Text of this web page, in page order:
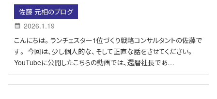
佐藤 元相のブログ
2026.1.19
こんにちは。ランチェスター1位づくり戦略コンサルタントの佐藤で
す。 今回は、少し個人的な、そして正直な話をさせてください。
YouTubeに公開したこちらの動画では、還暦社長であ…